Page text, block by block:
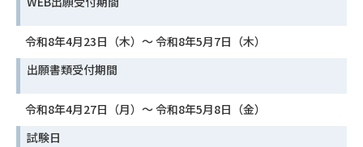
令和8年4月23日（木）〜 令和8年5月7日（木）
出願書類受付期間
令和8年4月27日（月）〜 令和8年5月8日（金）
試験日